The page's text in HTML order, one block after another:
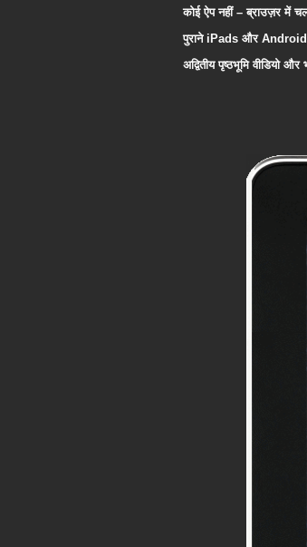
कोई ऐप नहीं – ब्राउज़र में
पुराने iPads और
अद्वितीय पृष्ठभूमि वीडियो और